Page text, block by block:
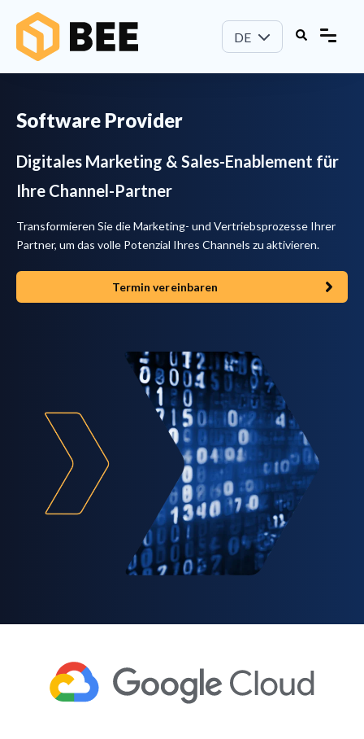
DE
Software Provider
Digitales Marketing & Sales-Enablement für
Ihre Channel-Partner
Transformieren Sie die Marketing- und Vertriebsprozesse Ihrer
Partner, um das volle Potenzial Ihres Channels zu aktivieren.
Termin vereinbaren